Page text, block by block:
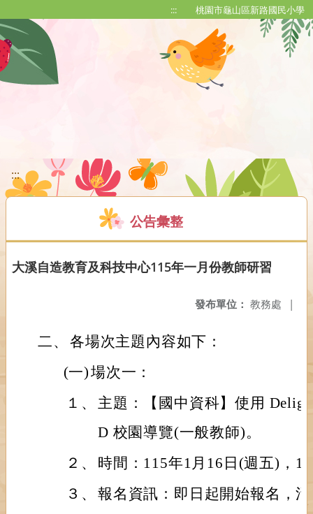
::: 桃園市龜山區新路國民小學
:::
公告彙整
大溪自造教育及科技中心115年一月份教師研習
發布單位： 教務處 |
二、 各場次主題內容如下：
(一)場次一：
１、
主題：【國中資科】使用
D 校園導覽(一般教師)。
２、
時間：115年1月16日(週五)，
３、 報名資訊：即日起開始報名，